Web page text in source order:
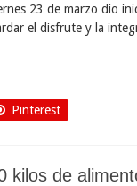
23 de marzo dio
el disfrute y la
Pinterest
kilos de